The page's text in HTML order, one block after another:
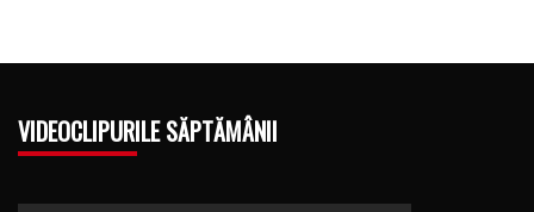
VIDEOCLIPURILE SĂPTĂMÂNII